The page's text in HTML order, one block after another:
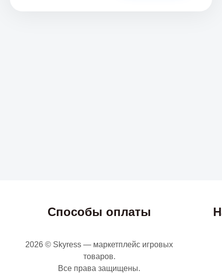
Способы оплаты
2026 © Skyress — маркетплейс игровых
товаров.
Все права защищены.